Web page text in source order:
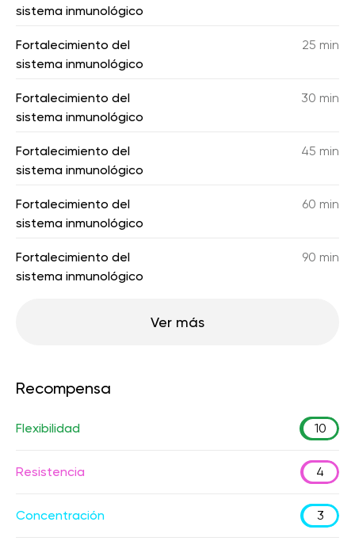
sistema inmunológico
Fortalecimiento del
sistema inmunológico
25 min
Fortalecimiento del
sistema inmunológico
30 min
Fortalecimiento del
sistema inmunológico
45 min
Fortalecimiento del
sistema inmunológico
60 min
Fortalecimiento del
sistema inmunológico
90 min
Ver más
Recompensa
Flexibilidad 10
Resistencia 4
Concentración 3